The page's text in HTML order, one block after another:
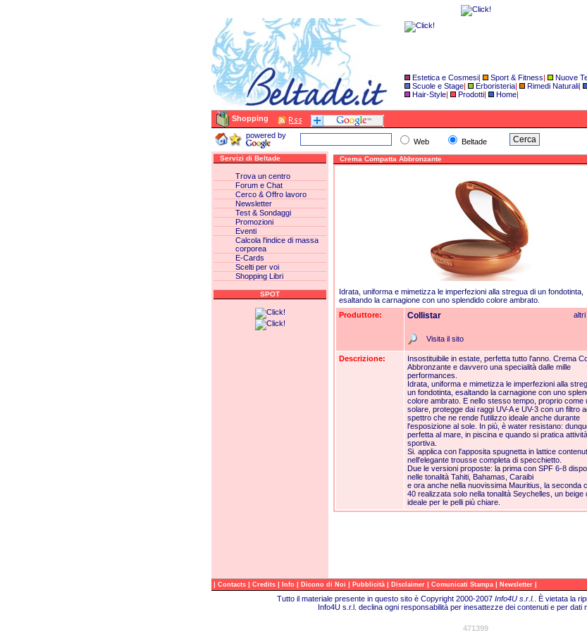
Estetica e Cosmesi| Sport & Fitness| Nuove
Scuole e Stage| Erboristeria| Rimedi Naturali|
Hair-Style| Prodotti| Home|
Shopping
powered by
Web Beltade
Servizi di Beltade
Trova un centro
Forum e Chat
Cerco & Offro lavoro
Newsletter
Test & Sondaggi
Promozioni
Eventi
Calcola l'indice di massa
corporea
E-Cards
Scelti per voi
Shopping Libri
SPOT
Crema Compatta Abbronzante
Idrata, uniforma e mimetizza le imperfezioni alla stregua di un fondotinta,
esaltando la carnagione con uno splendido colore ambrato.
Produttore:
Collistar altri
Visita il sito
Descrizione:
Insostituibile in estate, perfetta tutto l'anno. Crema
Abbronzante e davvero una specialità dalle mille
performances.
Idrata, uniforma e mimetizza le imperfezioni alla
un fondotinta, esaltando la carnagione con uno
colore ambrato. E nello stesso tempo, proprio come
solare, protegge dai raggi UV-A e UV-3 con un filtro
spettro che ne rende l'utilizzo ideale anche durante
l'esposizione al sole. In più, è water resistano:
perfetta al mare, in piscina e quando si pratica attività
sportiva.
Si. applica con l'apposita spugnetta in lattice
nell'elegante trousse completa di specchietto.
Due le versioni proposte: la prima con SPF 6-8
nelle tonalità Tahiti, Bahamas, Caraibi
e ora anche nella nuovissima Mauritius, la seconda
40 realizzata solo nella tonalità Seychelles, un beige
ideale per le pelli più chiare.
| Contacts | Credits | Info | Dicono di Noi | Pubblicità | Disclaimer | Comunicati Stampa | Newsletter |
Tutto il materiale presente in questo sito è Copyright 2000-2007 Info4U s.r.l.
È vietata la
Info4U s.r.l. declina ogni responsabilità per inesattezze dei contenuti e per dati
471399